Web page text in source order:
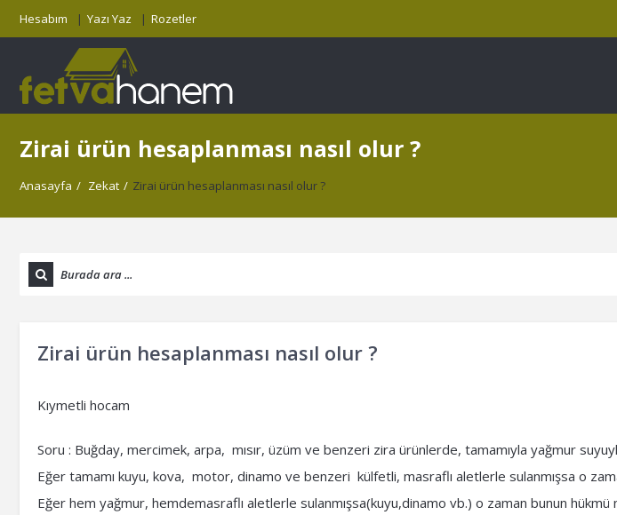
Hesabım Yazı Yaz Rozetler
Zirai ürün hesaplanması nasıl olur ?
Anasayfa / Zekat / Zirai ürün hesaplanması nasıl olur ?
Zirai ürün hesaplanması nasıl olur ?
Kıymetli hocam
Soru : Buğday, mercimek, arpa, mısır, üzüm ve benzeri zira ürünlerde, tamamıyla yağmur
Eğer tamamı kuyu, kova, motor, dinamo ve benzeri külfetli, masraflı aletlerle sulanmışsa o
Eğer hem yağmur, hemdemasraflı aletlerle sulanmışsa(kuyu,dinamo vb.) o zaman bunun hükmü